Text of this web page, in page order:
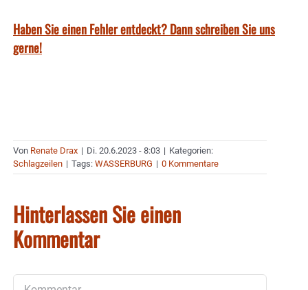
Haben Sie einen Fehler entdeckt? Dann schreiben Sie uns
gerne!
Von Renate Drax | Di. 20.6.2023 - 8:03 | Kategorien:
Schlagzeilen | Tags: WASSERBURG | 0 Kommentare
Hinterlassen Sie einen
Kommentar